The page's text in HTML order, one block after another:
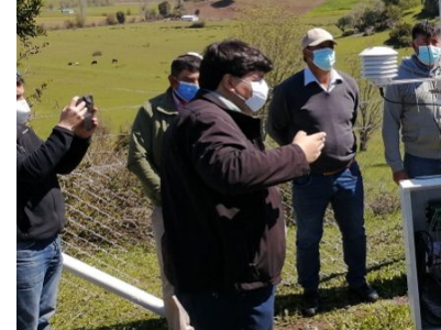
provincia
de
Arauco